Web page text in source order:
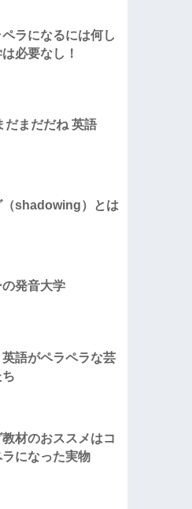
ラになるには何し
必要なし！
だまだだね 英語
（shadowing）とは
発音大学
英語がペラペラな芸
材のおススメはコ
になった実物